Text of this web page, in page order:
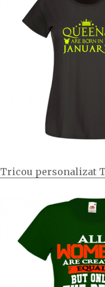
Tricou personalizat